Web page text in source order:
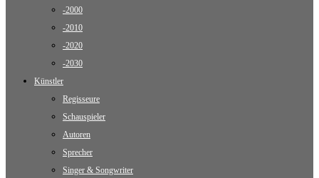
-2000
-2010
-2020
-2030
Künstler
Regisseure
Schauspieler
Autoren
Sprecher
Singer & Songwriter